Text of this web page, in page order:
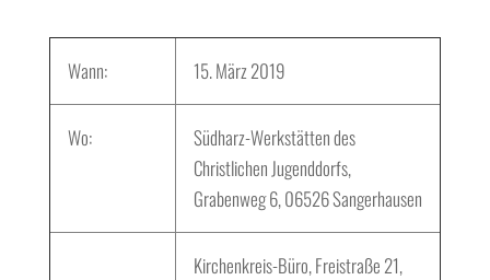
Wann: 15. März 2019
Wo:
Südharz-Werkstätten des
Christlichen Jugenddorfs,
Grabenweg 6, 06526 Sangerhausen
Kirchenkreis-Büro, Freistraße 21,